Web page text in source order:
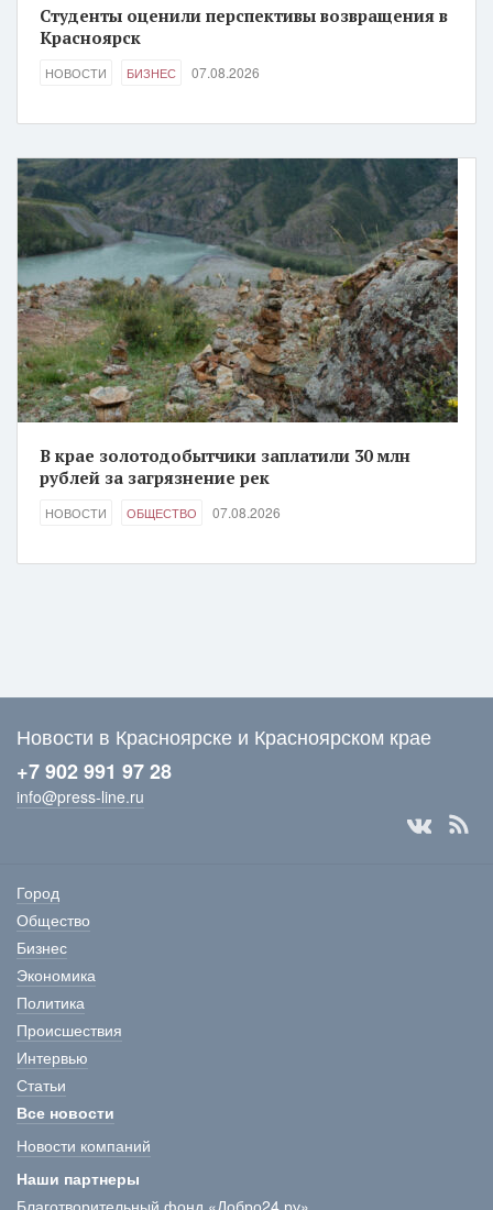
Студенты оценили перспективы возвращения в
Красноярск
НОВОСТИ БИЗНЕС 07.08.2026
В крае золотодобытчики заплатили 30 млн
рублей за загрязнение рек
НОВОСТИ ОБЩЕСТВО 07.08.2026
Новости в Красноярске и Красноярском крае
+7 902 991 97 28
info@press-line.ru
Город
Общество
Бизнес
Экономика
Политика
Происшествия
Интервью
Статьи
Все новости
Новости компаний
Наши партнеры
Благотворительный фонд «Добро24.ру»